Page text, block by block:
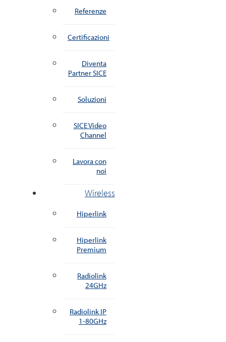
Referenze
Certificazioni
Diventa
Partner SICE
Soluzioni
SICE Video
Channel
Lavora con
noi
Wireless
Hiperlink
Hiperlink
Premium
Radiolink
24GHz
Radiolink IP
1-80GHz